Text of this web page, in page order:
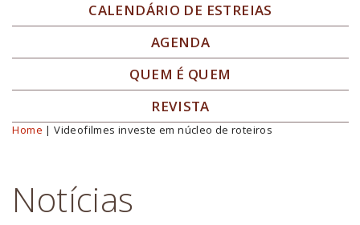
CALENDÁRIO DE ESTREIAS
AGENDA
QUEM É QUEM
REVISTA
Você está aqui
Home | Videofilmes investe em núcleo de roteiros
Notícias